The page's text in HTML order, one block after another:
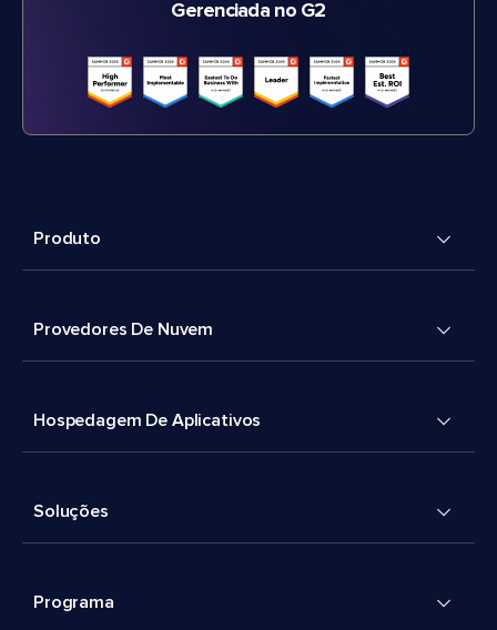
Gerenciada no G2
Produto
Provedores De Nuvem
Hospedagem De Aplicativos
Soluções
Programa